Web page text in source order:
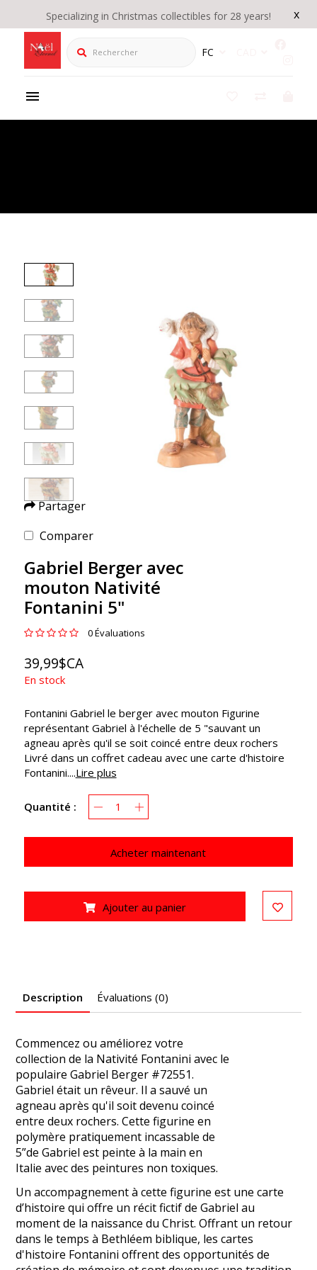
x
Specializing in Christmas collectibles for 28 years!
Rechercher FC
Partager
Comparer
Gabriel Berger avec
mouton Nativité
Fontanini 5"
0 Évaluations
39,99$CA
En stock
Fontanini Gabriel le berger avec mouton Figurine
représentant Gabriel à l'échelle de 5 "sauvant un
agneau après qu'il se soit coincé entre deux rochers
Livré dans un coffret cadeau avec une carte d'histoire
Fontanini....Lire plus
Quantité :
Acheter maintenant
Ajouter au panier
Description Évaluations (0)
Commencez ou améliorez votre
collection de la Nativité Fontanini avec le
populaire Gabriel Berger #72551.
Gabriel était un rêveur. Il a sauvé un
agneau après qu'il soit devenu coincé
entre deux rochers. Cette figurine en
polymère pratiquement incassable de
5”de Gabriel est peinte à la main en
Italie avec des peintures non toxiques.
Un accompagnement à cette figurine est une carte
d’histoire qui offre un récit fictif de Gabriel au
moment de la naissance du Christ. Offrant un retour
dans le temps à Bethléem biblique, les cartes
d'histoire Fontanini offrent des opportunités de